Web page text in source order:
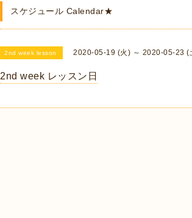
スケジュール Calendar★
2nd week lesson 2020-05-19 (火) ～ 2020-05-23 (
2nd week レッスン日